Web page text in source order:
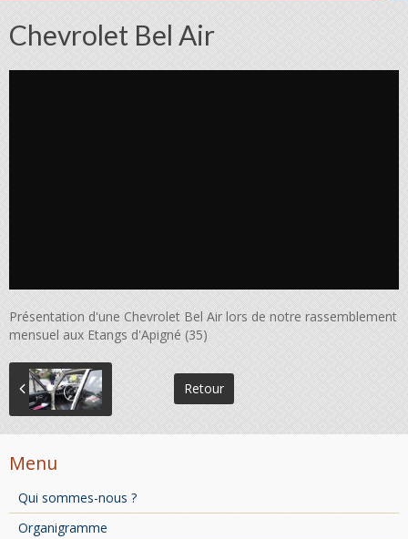
Chevrolet Bel Air
Présentation d'une Chevrolet Bel Air lors de notre rassemblement
mensuel aux Etangs d'Apigné (35)
Retour
Menu
Qui sommes-nous ?
Organigramme